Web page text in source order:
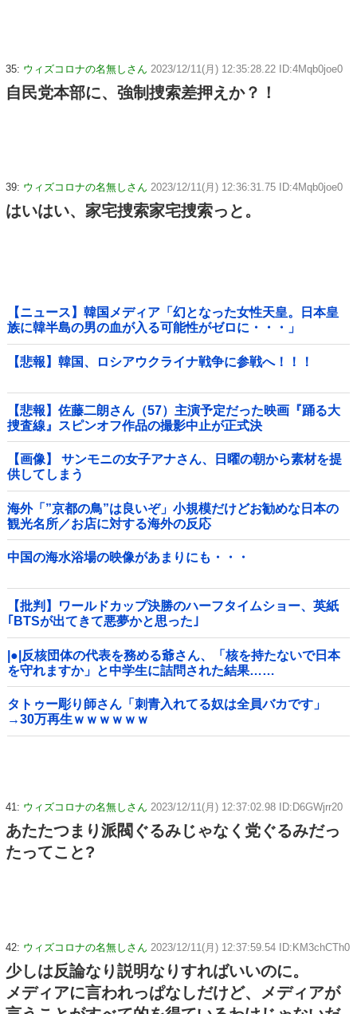
35: ウィズコロナの名無しさん 2023/12/11(月) 12:35:28.22 ID:4Mqb0joe0
自民党本部に、強制捜索差押えか？！
39: ウィズコロナの名無しさん 2023/12/11(月) 12:36:31.75 ID:4Mqb0joe0
はいはい、家宅捜索家宅捜索っと。
【ニュース】韓国メディア「幻となった女性天皇。日本皇
族に韓半島の男の血が入る可能性がゼロに・・・」
【悲報】韓国、ロシアウクライナ戦争に参戦へ！！！
【悲報】佐藤二朗さん（57）主演予定だった映画『踊る大
捜査線』スピンオフ作品の撮影中止が正式決
定・・・・・・・・・他
【画像】 サンモニの女子アナさん、日曜の朝から素材を提
供してしまう
海外「”京都の鳥”は良いぞ」小規模だけどお勧めな日本の
観光名所／お店に対する海外の反応
中国の海水浴場の映像があまりにも・・・
【批判】ワールドカップ決勝のハーフタイムショー、英紙
｢BTSが出てきて悪夢かと思った｣
|●|反核団体の代表を務める爺さん、「核を持たないで日本
を守れますか」と中学生に詰問された結果……
タトゥー彫り師さん「刺青入れてる奴は全員バカです」
→30万再生ｗｗｗｗｗｗ
41: ウィズコロナの名無しさん 2023/12/11(月) 12:37:02.98 ID:D6GWjrr20
あたたつまり派閥ぐるみじゃなく党ぐるみだっ
たってこと?
42: ウィズコロナの名無しさん 2023/12/11(月) 12:37:59.54 ID:KM3chCTh0
少しは反論なり説明なりすればいいのに。
メディアに言われっぱなしだけど、メディアが